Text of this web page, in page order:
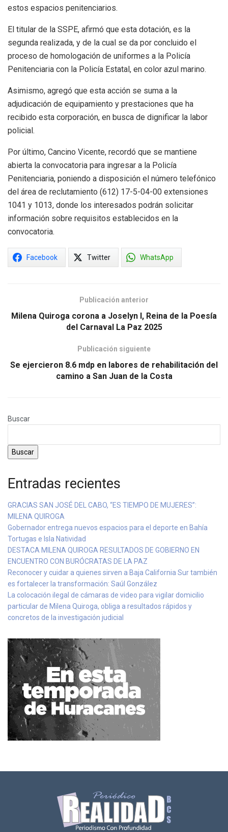
estos espacios penitenciarios.
El titular de la SSPE, afirmó que esta dotación, es la
segunda realizada, y de la cual se da por concluido el
proceso de homologación de uniformes a la Policía
Penitenciaria con la Policía Estatal, en color azul marino.
Asimismo, agregó que esta acción se suma a la
adjudicación de equipamiento y prestaciones que ha
recibido esta corporación, en busca de dignificar la labor
policial.
Por último, Cancino Vicente, recordó que se mantiene
abierta la convocatoria para ingresar a la Policía
Penitenciaria, poniendo a disposición el número telefónico
del área de reclutamiento (612) 17-5-04-00 extensiones
1041 y 1013, donde los interesados podrán solicitar
información sobre requisitos establecidos en la
convocatoria.
Facebook Twitter WhatsApp
Publicación anterior
Milena Quiroga corona a Joselyn I, Reina de la Poesía
del Carnaval La Paz 2025
Publicación siguiente
Se ejercieron 8.6 mdp en labores de rehabilitación del
camino a San Juan de la Costa
Buscar
Buscar
Entradas recientes
GRACIAS SAN JOSÉ DEL CABO, “ES TIEMPO DE MUJERES”:
MILENA QUIROGA
Gobernador entrega nuevos espacios para el deporte en Bahía
Tortugas e Isla Natividad
DESTACA MILENA QUIROGA RESULTADOS DE GOBIERNO EN
ENCUENTRO CON BURÓCRATAS DE LA PAZ
Reconocer y cuidar a quienes sirven a Baja California Sur también
es fortalecer la transformación: Saúl González
La colocación ilegal de cámaras de video para vigilar domicilio
particular de Milena Quiroga, obliga a resultados rápidos y
concretos de la investigación judicial